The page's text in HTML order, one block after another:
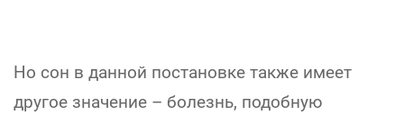
Но сон в данной постановке также имеет
другое значение – болезнь, подобную